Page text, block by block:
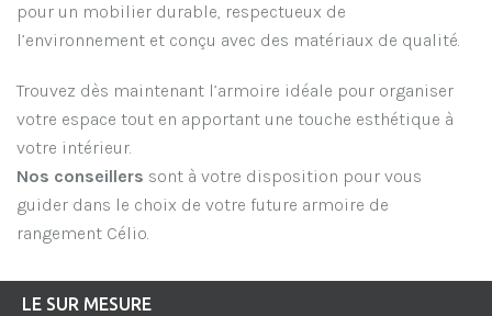
pour un mobilier durable, respectueux de
l’environnement et conçu avec des matériaux de qualité.
Trouvez dès maintenant l’armoire idéale pour organiser
votre espace tout en apportant une touche esthétique à
votre intérieur.
Nos conseillers sont à votre disposition pour vous
guider dans le choix de votre future armoire de
rangement Célio.
LE SUR MESURE